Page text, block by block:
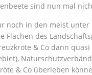
sind nun mal
noch in den meist
des
& Co dann quasi
& Co überleben